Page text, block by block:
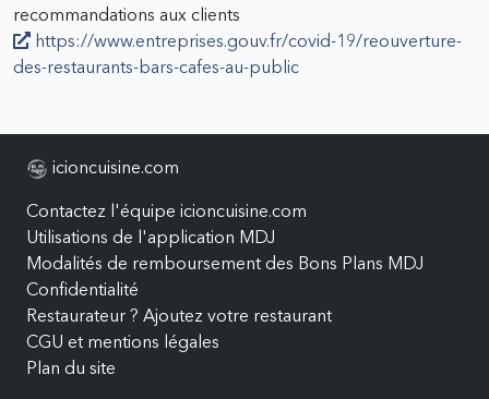
recommandations aux clients
https://www.entreprises.gouv.fr/covid-19/reouverture-
des-restaurants-bars-cafes-au-public
icioncuisine.com
Contactez l'équipe icioncuisine.com
Utilisations de l'application MDJ
Modalités de remboursement des Bons Plans MDJ
Confidentialité
Restaurateur ? Ajoutez votre restaurant
CGU et mentions légales
Plan du site